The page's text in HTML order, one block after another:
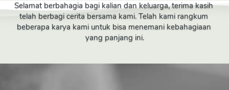
Selamat berbahagia bagi kalian dan keluarga, terima kasih
telah berbagi cerita bersama kami. Telah kami rangkum
beberapa karya kami untuk bisa menemani kebahagiaan
yang panjang ini.